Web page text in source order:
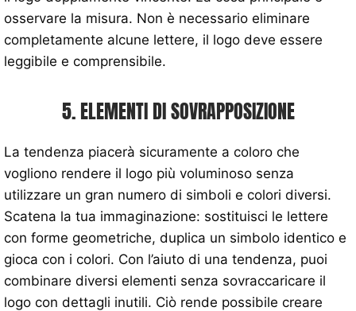
osservare la misura. Non è necessario eliminare
completamente alcune lettere, il logo deve essere
leggibile e comprensibile.
5. ELEMENTI DI SOVRAPPOSIZIONE
La tendenza piacerà sicuramente a coloro che
vogliono rendere il logo più voluminoso senza
utilizzare un gran numero di simboli e colori diversi.
Scatena la tua immaginazione: sostituisci le lettere
con forme geometriche, duplica un simbolo identico e
gioca con i colori. Con l’aiuto di una tendenza, puoi
combinare diversi elementi senza sovraccaricare il
logo con dettagli inutili. Ciò rende possibile creare